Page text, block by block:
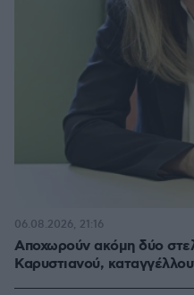
Αποχωρούν ακόμη δύο
Καρυστιανού,
06.08.2026, 21:16